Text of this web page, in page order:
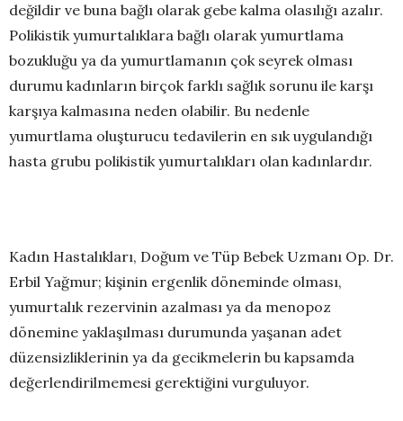
değildir ve buna bağlı olarak gebe kalma olasılığı azalır.
Polikistik yumurtalıklara bağlı olarak yumurtlama
bozukluğu ya da yumurtlamanın çok seyrek olması
durumu kadınların birçok farklı sağlık sorunu ile karşı
karşıya kalmasına neden olabilir. Bu nedenle
yumurtlama oluşturucu tedavilerin en sık uygulandığı
hasta grubu polikistik yumurtalıkları olan kadınlardır.
Kadın Hastalıkları, Doğum ve Tüp Bebek Uzmanı Op. Dr.
Erbil Yağmur; kişinin ergenlik döneminde olması,
yumurtalık rezervinin azalması ya da menopoz
dönemine yaklaşılması durumunda yaşanan adet
düzensizliklerinin ya da gecikmelerin bu kapsamda
değerlendirilmemesi gerektiğini vurguluyor.